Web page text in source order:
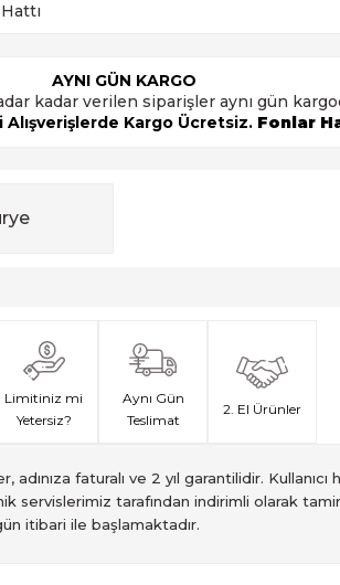
AYNI GÜN KARGO
kadar verilen siparişler aynı gün
Alışverişlerde Kargo Ücretsiz. Fonlar
Limitiniz mi
Yetersiz?
Aynı Gün
Teslimat
2. El Ürünler
adınıza faturalı ve 2 yıl garantilidir. Kullanıcı
servislerimiz tarafından indirimli olarak
itibari ile başlamaktadır.